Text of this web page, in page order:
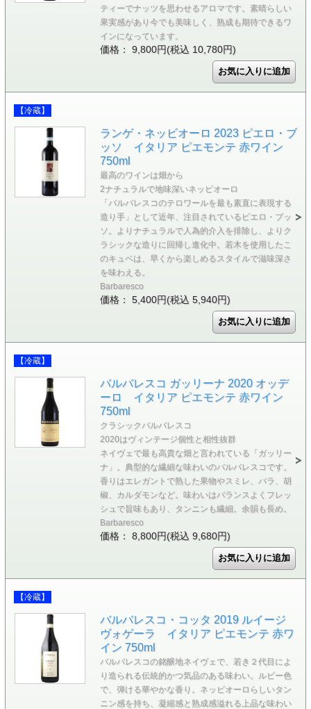
ティーでナッツを思わせるアロマです。素晴らしい
果実感があり今でも美味しく、熟成も期待できるワ
インになっています。
価格： 9,800円(税込 10,780円)
【冷蔵】
ランゲ・ネッビオーロ 2023 ピエロ・ブ
ッソ イタリア ピエモンテ 赤ワイン
750ml
最高のワインは畑から
2ナチュラルで地味深いネッビオーロ
「バルバレスコのテロワールを最も素直に表現する
造り手」として近年、注目されているピエロ・ブッ
ソ。よりナチュラルで人為的介入を排除し、よりク
ラシックな造りに回帰し進化中。若木を使用したこ
のキュベは、早くから楽しめるスタイルで滋味深さ
を味わえる。
Barbaresco
価格： 5,400円(税込 5,940円)
【冷蔵】
バルバレスコ ガッリーナ 2020 オッデ
ーロ イタリア ピエモンテ 赤ワイン
750ml
クラシックバルバレスコ
2020はヴィンテージ個性と相性抜群
ネイヴェで最も高貴な畑と言われている「ガッリー
ナ」。典型的な繊細な味わいのバルバレスコです。
香りはエレガントで熟した果物やスミレ、バラ、胡
椒、カルダモンなど。味わいはバランスよくフレッ
シュで旨味もあり、タンニンも繊細。余韻も長め。
Barbaresco
価格： 8,800円(税込 9,680円)
【冷蔵】
バルバレスコ・コッタ 2019 ルイージ
ヴォゲーラ イタリア ピエモンテ 赤ワ
イン 750ml
バルバレスコの銘醸地ネイヴェで、若き２代目によ
り造られる伝統的かつ気品のある味わい。ルビー色
で、弾ける華やかな香り。ネッビオーロらしいタン
ニン感を持ち、凝縮感と熟成感溢れる上品な味わい